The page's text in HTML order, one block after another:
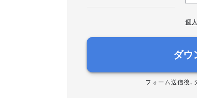
個
ダウ
フォーム送信後